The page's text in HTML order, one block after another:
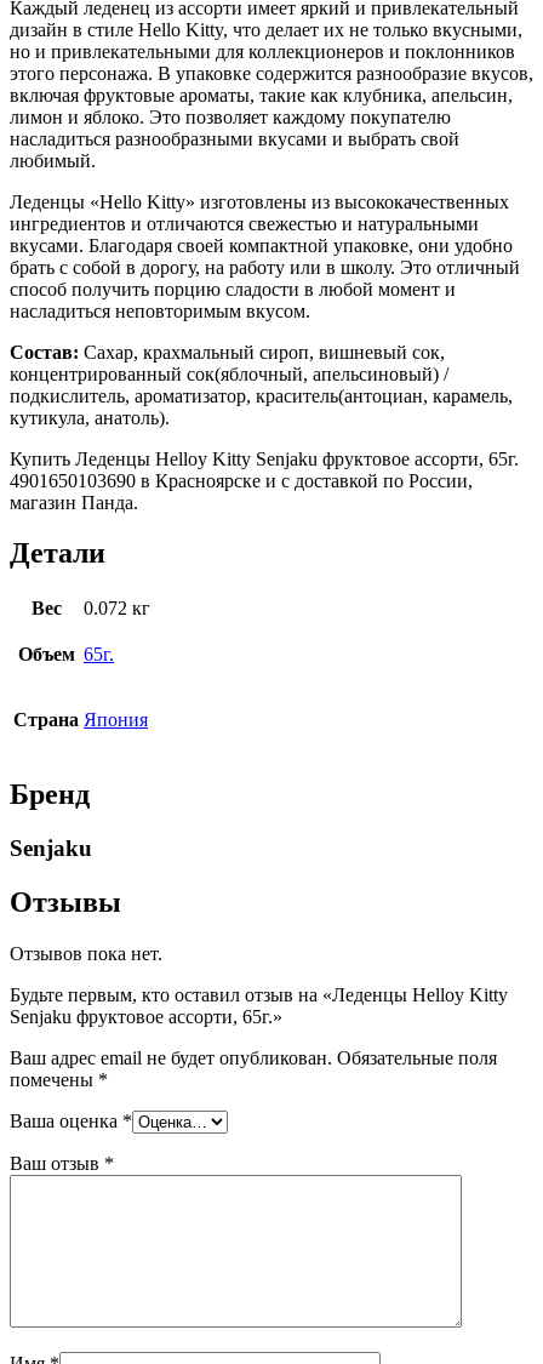
Каждый леденец из ассорти имеет яркий и привлекательный
дизайн в стиле Hello Kitty, что делает их не только вкусными,
но и привлекательными для коллекционеров и поклонников
этого персонажа. В упаковке содержится разнообразие вкусов,
включая фруктовые ароматы, такие как клубника, апельсин,
лимон и яблоко. Это позволяет каждому покупателю
насладиться разнообразными вкусами и выбрать свой
любимый.
Леденцы «Hello Kitty» изготовлены из высококачественных
ингредиентов и отличаются свежестью и натуральными
вкусами. Благодаря своей компактной упаковке, они удобно
брать с собой в дорогу, на работу или в школу. Это отличный
способ получить порцию сладости в любой момент и
насладиться неповторимым вкусом.
Состав: Сахар, крахмальный сироп, вишневый сок,
концентрированный сок(яблочный, апельсиновый) /
подкислитель, ароматизатор, краситель(антоциан, карамель,
кутикула, анатоль).
Купить Леденцы Helloy Kitty Senjaku фруктовое ассорти, 65г.
4901650103690 в Красноярске и с доставкой по России,
магазин Панда.
Детали
Вес 0.072 кг
Объем 65г.
Страна Япония
Бренд
Senjaku
Отзывы
Отзывов пока нет.
Будьте первым, кто оставил отзыв на «Леденцы Helloy Kitty
Senjaku фруктовое ассорти, 65г.»
Ваш адрес email не будет опубликован. Обязательные поля
помечены *
Ваша оценка *
Ваш отзыв *